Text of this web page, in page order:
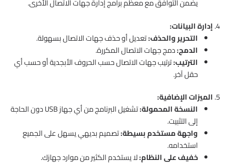
4. إدارة البيانات:
التحرير والحذف:تعديل أو حذف جهات الاتصال بسهولة.
الدمج:دمج جهات الاتصال المكررة.
الترتيب:ترتيب جهات الاتصال حسب الحروف الأبجدية أو حسب أي
حقل آخر.
5. الميزات الإضافية:
النسخة المحمولة:
تشغيل البرنامج من أي جهاز USB دون الحاجة
إلى التثبيت.
واجهة مستخدم بسيطة:تصميم بديهي يسهل على الجميع
استخدامه.
خفيف على النظام:لا يستخدم الكثير من موارد جهازك.